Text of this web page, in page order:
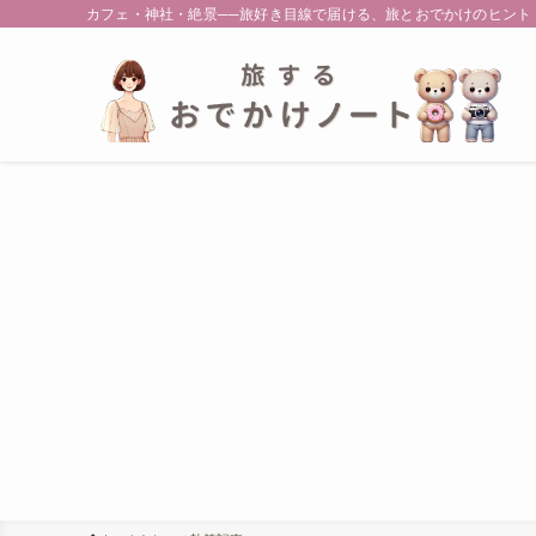
カフェ・神社・絶景──旅好き目線で届ける、旅とおでかけのヒント